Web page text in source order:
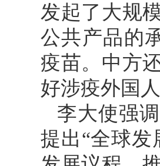
发起了大规
公共产品的
疫苗。中方
好涉疫外国
李大使强
提出“全球发